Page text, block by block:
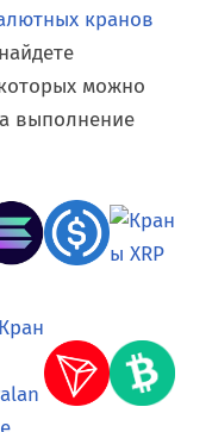
кранов
можно
выполнение